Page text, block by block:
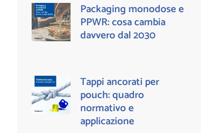
Packaging monodose e
PPWR: cosa cambia
davvero dal 2030
Tappi ancorati per
pouch: quadro
normativo e
applicazione